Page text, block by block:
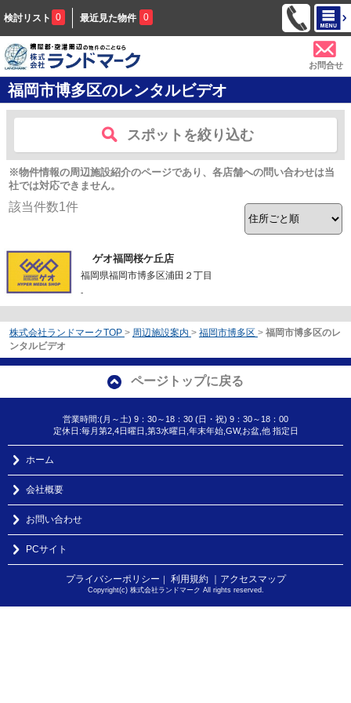
検討リスト 0 最近見た物件 0
お問合せ
福岡市博多区のレンタルビデオ
スポットを絞り込む
※物件情報の周辺施設紹介のページであり、各店舗への問い合わせは当
社では対応できません。
該当件数1件
ゲオ福岡桜ケ丘店
福岡県福岡市博多区浦田２丁目
-
株式会社ランドマークTOP > 周辺施設案内 > 福岡市博多区 > 福岡市博多区のレ
ンタルビデオ
ページトップに戻る
営業時間:(月～土) 9：30～18：30 (日・祝) 9：30～18：00
定休日:毎月第2,4日曜日,第3水曜日,年末年始,GW,お盆,他 指定日
ホーム
会社概要
お問い合わせ
PCサイト
プライバシーポリシー ｜ 利用規約 ｜アクセスマップ
Copyright(c) 株式会社ランドマーク All rights reserved.